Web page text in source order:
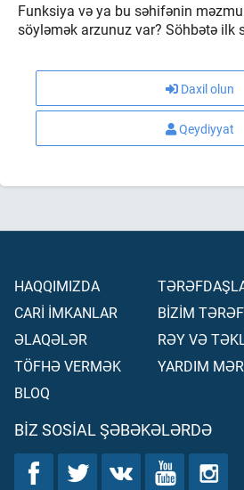
Funksiya və ya bu səhifənin
söyləmək arzunuz var? Söhbətə ilk
Daxil olun
Qeydiyyat
HAQQIMIZDA
CARİ İMKANLAR
ƏLAQƏLƏR
TÖFHƏ VERMƏK
BLOQ
BİZİM
RƏY VƏ
YARDIM
BIZ SOSIAL ŞƏBƏKƏLƏRDƏ